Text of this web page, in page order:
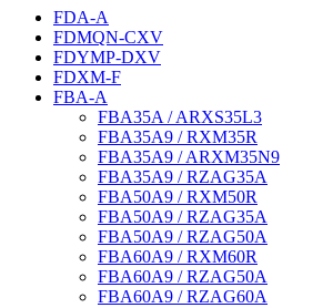
FDA-A
FDMQN-CXV
FDYMP-DXV
FDXM-F
FBA-A
FBA35A / ARXS35L3
FBA35A9 / RXM35R
FBA35A9 / ARXM35N9
FBA35A9 / RZAG35A
FBA50A9 / RXM50R
FBA50A9 / RZAG35A
FBA50A9 / RZAG50A
FBA60A9 / RXM60R
FBA60A9 / RZAG50A
FBA60A9 / RZAG60A